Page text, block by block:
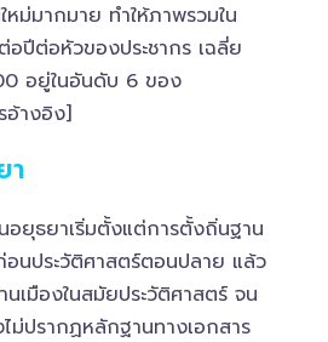
ม่มากมาย ทำให้ภาพรวมใน
ปีต่อหัวของประชากร เฉลี่ย
อยู่ในอันดับ 6 ของ
อ้างอิง]
า
อยุธยาเริ่มตั้งแต่การตั้งถิ่นฐาน
นประวัติศาสตร์ตอนปลาย แล้ว
เมืองในสมัยประวัติศาสตร์ จน
ม่ปรากฏหลักฐานทางเอกสาร